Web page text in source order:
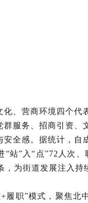
、营商环境四个代
服务、招商引资、
全感。据统计，自
站”入“点”72人次
为街道发展注入持
职”模式，聚焦北